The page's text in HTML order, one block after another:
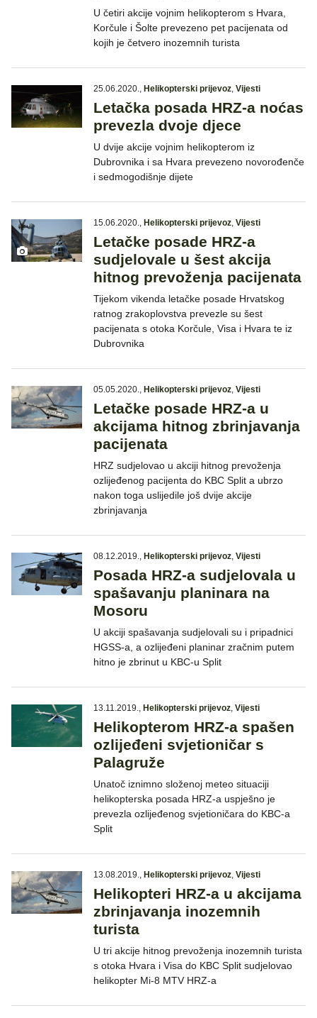
U četiri akcije vojnim helikopterom s Hvara,
Korčule i Šolte prevezeno pet pacijenata od
kojih je četvero inozemnih turista
25.06.2020., Helikopterski prijevoz, Vijesti
Letačka posada HRZ-a noćas
prevezla dvoje djece
U dvije akcije vojnim helikopterom iz
Dubrovnika i sa Hvara prevezeno novorođenče
i sedmogodišnje dijete
15.06.2020., Helikopterski prijevoz, Vijesti
Letačke posade HRZ-a
sudjelovale u šest akcija
hitnog prevoženja pacijenata
Tijekom vikenda letačke posade Hrvatskog
ratnog zrakoplovstva prevezle su šest
pacijenata s otoka Korčule, Visa i Hvara te iz
Dubrovnika
05.05.2020., Helikopterski prijevoz, Vijesti
Letačke posade HRZ-a u
akcijama hitnog zbrinjavanja
pacijenata
HRZ sudjelovao u akciji hitnog prevoženja
ozlijeđenog pacijenta do KBC Split a ubrzo
nakon toga uslijedile još dvije akcije
zbrinjavanja
08.12.2019., Helikopterski prijevoz, Vijesti
Posada HRZ-a sudjelovala u
spašavanju planinara na
Mosoru
U akciji spašavanja sudjelovali su i pripadnici
HGSS-a, a ozlijeđeni planinar zračnim putem
hitno je zbrinut u KBC-u Split
13.11.2019., Helikopterski prijevoz, Vijesti
Helikopterom HRZ-a spašen
ozlijeđeni svjetioničar s
Palagruže
Unatoč iznimno složenoj meteo situaciji
helikopterska posada HRZ-a uspješno je
prevezla ozlijeđenog svjetioničara do KBC-a
Split
13.08.2019., Helikopterski prijevoz, Vijesti
Helikopteri HRZ-a u akcijama
zbrinjavanja inozemnih
turista
U tri akcije hitnog prevoženja inozemnih turista
s otoka Hvara i Visa do KBC Split sudjelovao
helikopter Mi-8 MTV HRZ-a